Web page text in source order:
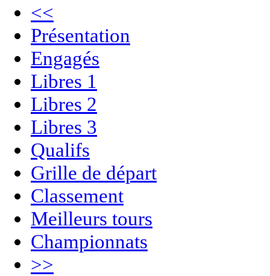
<<
Présentation
Engagés
Libres 1
Libres 2
Libres 3
Qualifs
Grille de départ
Classement
Meilleurs tours
Championnats
>>